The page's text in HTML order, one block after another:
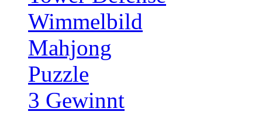
Wimmelbild
Mahjong
Puzzle
3 Gewinnt